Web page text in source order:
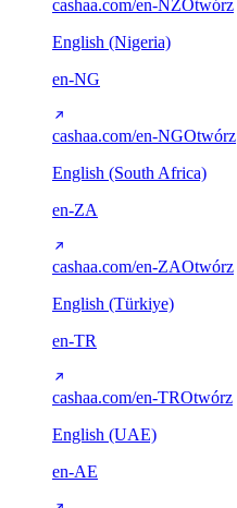
cashaa.com/en-NZOtwórz
English (Nigeria)
en-NG
cashaa.com/en-NGOtwórz
English (South Africa)
en-ZA
cashaa.com/en-ZAOtwórz
English (Türkiye)
en-TR
cashaa.com/en-TROtwórz
English (UAE)
en-AE